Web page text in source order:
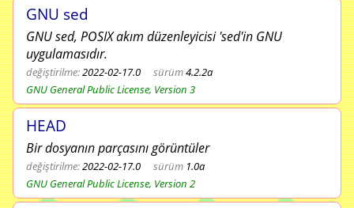
GNU sed
GNU sed, POSIX akım düzenleyicisi 'sed'in GNU
uygulamasıdır.
değiştirilme:2022-02-17.0 sürüm4.2.2a
GNU General Public License, Version 3
HEAD
Bir dosyanın parçasını görüntüler
değiştirilme:2022-02-17.0 sürüm 1.0a
GNU General Public License, Version 2